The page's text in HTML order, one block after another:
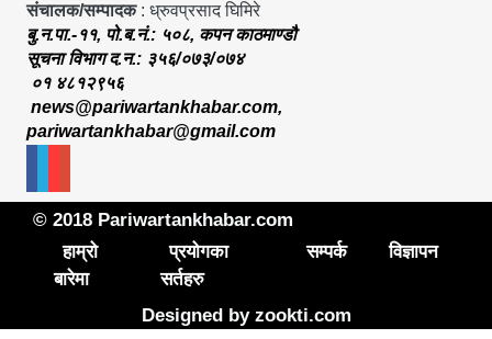
संचालक/सम्पादक: ध्रुवप्रसाद घिमिरे
बु.न.पा.-११, पो.ब.नं.: ५०८, कपन काठमाण्डौ
सूचना विभाग द.न.: ३५६/०७३/०७४
०१ ४८१२९५६
news@pariwartankhabar.com,
pariwartankhabar@gmail.com
© 2018 Pariwartankhabar.com
हाम्रो
बारेमा
प्रयोगका
सर्तहरु
सम्पर्क विज्ञापन
Designed by zookti.com